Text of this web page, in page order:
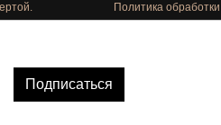
Политика
Автоматизировано -
Подписаться